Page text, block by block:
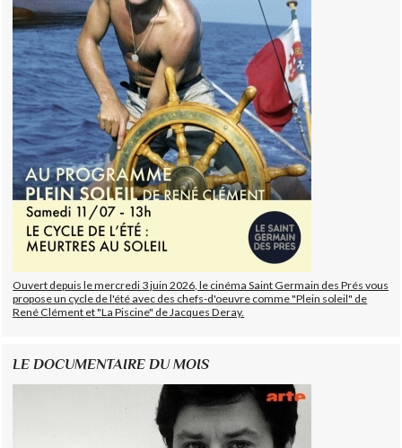
Ouvert depuis le mercredi 3 juin 2026, le cinéma Saint Germain des Prés vous
propose un cycle de l'été avec des chefs-d'oeuvre comme "Plein soleil" de
René Clément et "La Piscine" de Jacques Deray.
LE DOCUMENTAIRE DU MOIS